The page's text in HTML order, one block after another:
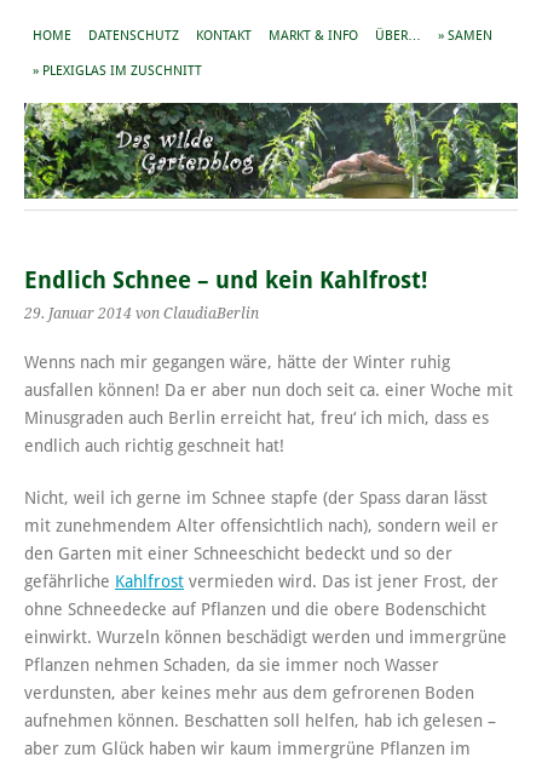
HOME DATENSCHUTZ KONTAKT MARKT & INFO ÜBER… » SAMEN
» PLEXIGLAS IM ZUSCHNITT
Endlich Schnee – und kein Kahlfrost!
29. Januar 2014 von ClaudiaBerlin
Wenns nach mir gegangen wäre, hätte der Winter ruhig
ausfallen können! Da er aber nun doch seit ca. einer Woche mit
Minusgraden auch Berlin erreicht hat, freu‘ ich mich, dass es
endlich auch richtig geschneit hat!
Nicht, weil ich gerne im Schnee stapfe (der Spass daran lässt
mit zunehmendem Alter offensichtlich nach), sondern weil er
den Garten mit einer Schneeschicht bedeckt und so der
gefährliche Kahlfrost vermieden wird. Das ist jener Frost, der
ohne Schneedecke auf Pflanzen und die obere Bodenschicht
einwirkt. Wurzeln können beschädigt werden und immergrüne
Pflanzen nehmen Schaden, da sie immer noch Wasser
verdunsten, aber keines mehr aus dem gefrorenen Boden
aufnehmen können. Beschatten soll helfen, hab ich gelesen –
aber zum Glück haben wir kaum immergrüne Pflanzen im